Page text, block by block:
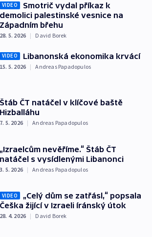
VIDEO
Smotrič vydal příkaz k
demolici palestinské vesnice na
Západním břehu
28. 5. 2026 | David Borek
VIDEO Libanonská ekonomika krvácí
15. 5. 2026 | Andreas Papadopulos
Štáb ČT natáčel v klíčové baště
Hizballáhu
7. 5. 2026 | Andreas Papadopulos
„Izraelcům nevěříme.“ Štáb ČT
natáčel s vysídlenými Libanonci
3. 5. 2026 | Andreas Papadopulos
VIDEO
„Celý dům se zatřásl,“ popsala
Češka žijící v Izraeli íránský útok
28. 4. 2026 | David Borek